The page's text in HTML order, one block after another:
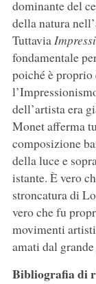
dominante del
della natura
Tuttavia
fondamentale
poiché è proprio
dell’artista era
Monet afferma
composizione
della luce e
istante. È vero
stroncatura di
vero che fu
movimenti
amati dal
Bibliografia di